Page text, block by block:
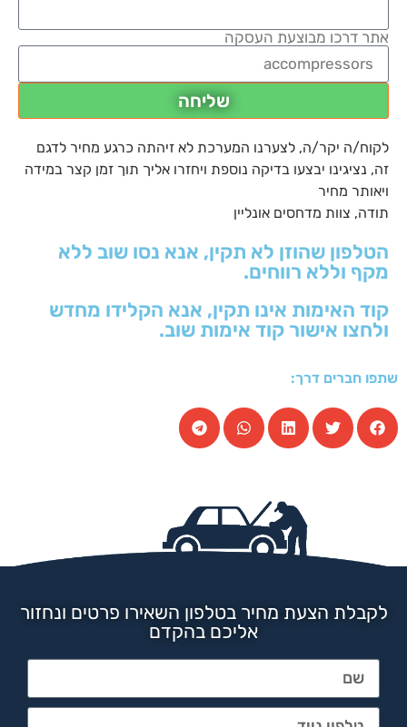
אתר דרכו מבוצעת העסקה
שליחה
לקוח/ה יקר/ה, לצערנו המערכת לא זיהתה כרגע מחיר לדגם
זה, נציגינו יבצעו בדיקה נוספת ויחזרו אליך תוך זמן קצר במידה
ויאותר מחיר
תודה, צוות מדחסים אונליין
הטלפון שהוזן לא תקין, אנא נסו שוב ללא
מקף וללא רווחים.
קוד האימות אינו תקין, אנא הקלידו מחדש
ולחצו אישור קוד אימות שוב.
שתפו חברים דרך:
לקבלת הצעת מחיר בטלפון השאירו פרטים ונחזור
אליכם בהקדם